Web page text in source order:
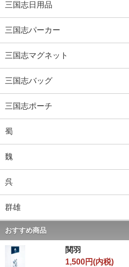
三国志日用品
三国志パーカー
三国志マグネット
三国志バッグ
三国志ポーチ
蜀
魏
呉
群雄
おすすめ商品
関羽
1,500円(内税)